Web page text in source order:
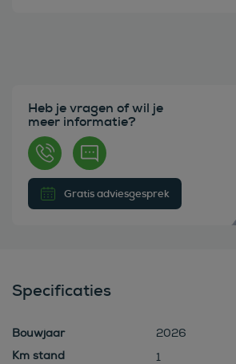
Heb je vragen of wil je
meer informatie?
Gratis adviesgesprek
Specificaties
Bouwjaar
2026
1